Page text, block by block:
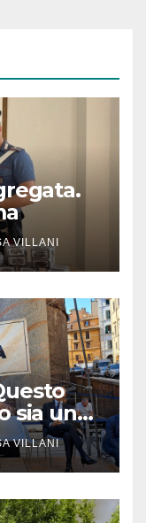
VILLANI
sia un
VILLANI